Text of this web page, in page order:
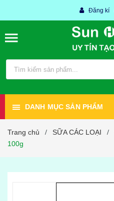
Đăng kí
DANH MỤC SẢN PHẨM
Trang chủ / SỮA CÁC LOẠI /
100g